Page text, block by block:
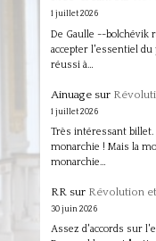
1 juillet 2026
De Gaulle --bolchévik
accepter l'essentiel
réussi à…
Ainuagesur
1 juillet 2026
Très intéressant
monarchie ! Mais la
monarchie…
RR sur Révolution
30 juin 2026
Assez d'accords sur